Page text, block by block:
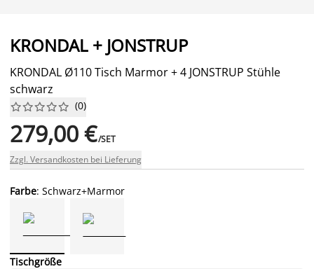
KRONDAL + JONSTRUP
KRONDAL Ø110 Tisch Marmor + 4 JONSTRUP Stühle
schwarz





 (0)
279,00 €/SET
Zzgl. Versandkosten bei Lieferung
Farbe: Schwarz+Marmor
Tischgröße